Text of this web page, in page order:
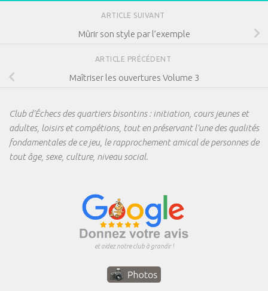
ARTICLE SUIVANT
Mûrir son style par l’exemple
ARTICLE PRÉCÉDENT
Maîtriser les ouvertures Volume 3
Club d'Échecs des quartiers bisontins : initiation, cours jeunes et
adultes, loisirs et compétions, tout en préservant l'une des qualités
fondamentales de ce jeu, le rapprochement amical de personnes de
tout âge, sexe, culture, niveau social.
et aidez notre club à grandir !